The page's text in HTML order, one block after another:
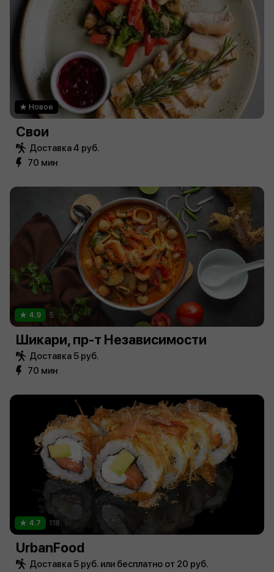
Новое
Свои
Доставка 4 руб.
70 мин
4.9 5
Шикари, пр-т Независимости
Доставка 5 руб.
70 мин
4.7 118
UrbanFood
Доставка 5 руб. или бесплатно от 20 руб.